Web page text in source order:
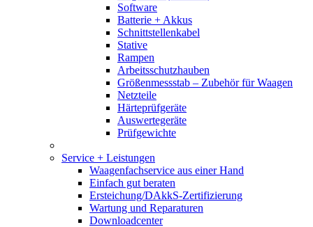
Software
Batterie + Akkus
Schnittstellenkabel
Stative
Rampen
Arbeitsschutzhauben
Größenmessstab – Zubehör für Waagen
Netzteile
Härteprüfgeräte
Auswertegeräte
Prüfgewichte
Service + Leistungen
Waagenfachservice aus einer Hand
Einfach gut beraten
Ersteichung/DAkkS-Zertifizierung
Wartung und Reparaturen
Downloadcenter